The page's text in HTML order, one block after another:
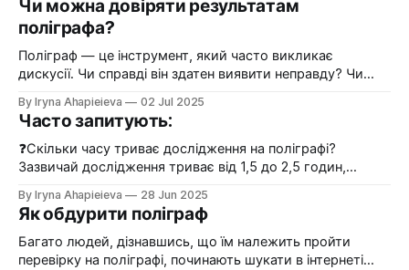
Чи можна довіряти результатам
поліграфа?
Поліграф — це інструмент, який часто викликає
дискусії. Чи справді він здатен виявити неправду? Чи
брехні? 🔍 Як працює поліграф? Поліграф фіксує
фізіологічні реакції людини: зміни серцебиття, дихання,
потовиділення, мікрорухи тіла. Ці показники
обробляються кваліфікованим фахівцем і аналізуються у
При дотриманні
By Iryna Ahapieieva 02 Jul 2025
Часто запитують:
❓Скільки часу триває дослідження на поліграфі?
Зазвичай дослідження триває від 1,5 до 2,5 годин,
психологічного стану респондента. ❓Як підготуватися
до перевірки на поліграфі? Найкраще — добре
виспатись, не вживати алкоголь або стимулятори
напередодні, прийти в спокійному стані та не боятися. Я
By Iryna Ahapieieva 28 Jun 2025
Як обдурити поліграф
Багато людей, дізнавшись, що їм належить пройти
перевірку на поліграфі, починають шукати в інтернеті